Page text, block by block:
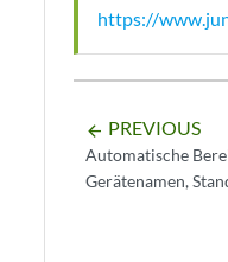
https://
arrow_backward PREVIOUS
Automatische
Gerätenamen,